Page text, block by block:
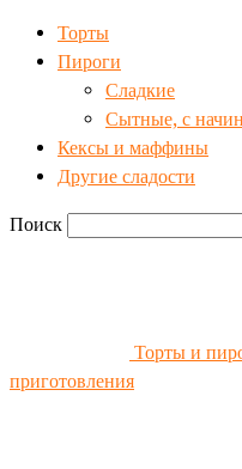
Торты
Пироги
Сладкие
Сытные, с
Кексы и маффины
Другие сладости
Поиск
Торты и
приготовления